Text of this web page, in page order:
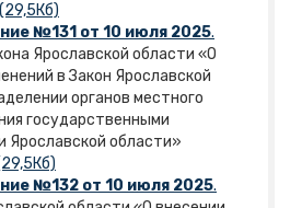
№131 от 10 июля 2025.
Ярославской области «О
в Закон Ярославской
органов местного
государственными
Ярославской области»
№132 от 10 июля 2025.